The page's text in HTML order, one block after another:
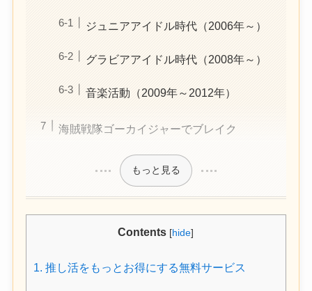
ジュニアアイドル時代（2006年～）
グラビアアイドル時代（2008年～）
音楽活動（2009年～2012年）
海賊戦隊ゴーカイジャーでブレイク
もっと見る
Contents [hide]
1. 推し活をもっとお得にする無料サービス